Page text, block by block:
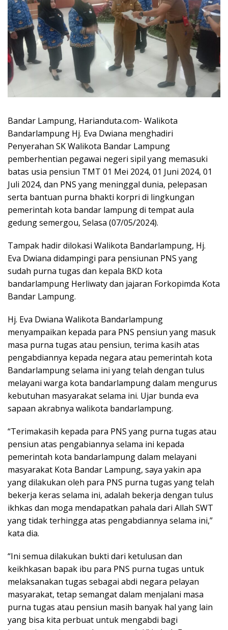
Bandar Lampung, Harianduta.com- Walikota
Bandarlampung Hj. Eva Dwiana menghadiri
Penyerahan SK Walikota Bandar Lampung
pemberhentian pegawai negeri sipil yang memasuki
batas usia pensiun TMT 01 Mei 2024, 01 Juni 2024, 01
Juli 2024, dan PNS yang meninggal dunia, pelepasan
serta bantuan purna bhakti korpri di lingkungan
pemerintah kota bandar lampung di tempat aula
gedung semergou, Selasa (07/05/2024).
Tampak hadir dilokasi Walikota Bandarlampung, Hj.
Eva Dwiana didampingi para pensiunan PNS yang
sudah purna tugas dan kepala BKD kota
bandarlampung Herliwaty dan jajaran Forkopimda Kota
Bandar Lampung.
Hj. Eva Dwiana Walikota Bandarlampung
menyampaikan kepada para PNS pensiun yang masuk
masa purna tugas atau pensiun, terima kasih atas
pengabdiannya kepada negara atau pemerintah kota
Bandarlampung selama ini yang telah dengan tulus
melayani warga kota bandarlampung dalam mengurus
kebutuhan masyarakat selama ini. Ujar bunda eva
sapaan akrabnya walikota bandarlampung.
“Terimakasih kepada para PNS yang purna tugas atau
pensiun atas pengabiannya selama ini kepada
pemerintah kota bandarlampung dalam melayani
masyarakat Kota Bandar Lampung, saya yakin apa
yang dilakukan oleh para PNS purna tugas yang telah
bekerja keras selama ini, adalah bekerja dengan tulus
ikhkas dan moga mendapatkan pahala dari Allah SWT
yang tidak terhingga atas pengabdiannya selama ini,”
kata dia.
“Ini semua dilakukan bukti dari ketulusan dan
keikhkasan bapak ibu para PNS purna tugas untuk
melaksanakan tugas sebagai abdi negara pelayan
masyarakat, tetap semangat dalam menjalani masa
purna tugas atau pensiun masih banyak hal yang lain
yang bisa kita perbuat untuk mengabdi bagi